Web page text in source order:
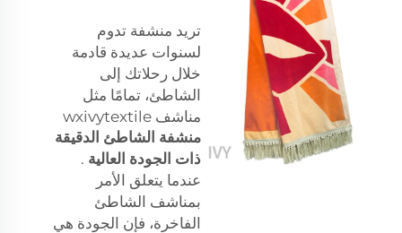
تريد منشفة تدوم
لسنوات عديدة قادمة
خلال رحلاتك إلى
الشاطئ، تمامًا مثل
مناشف wxivytextile
منشفة الشاطئ الدقيقة
ذات الجودة العالية .
عندما يتعلق الأمر
بمناشف الشاطئ
الفاخرة، فإن الجودة هي